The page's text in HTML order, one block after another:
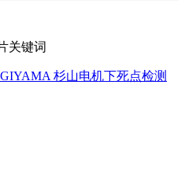
杉山电机下死点检测